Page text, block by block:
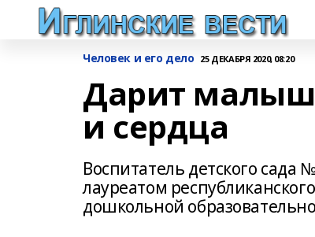
Человек и его дело 25 ДЕКАБРЯ 2020, 08:20
Дарит
и сердца
Воспитатель детского
лауреатом
дошкольной